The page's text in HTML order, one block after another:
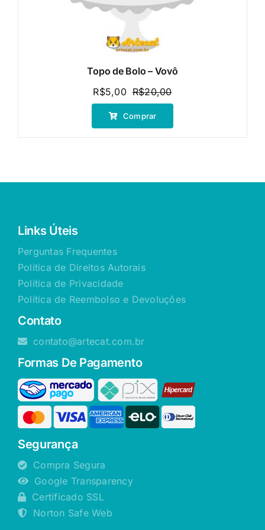
Topo de Bolo – Vovô
R$20,00O
preço
era:
R$5,00
O
preço
é:
Comprar
Links Úteis
Perguntas Frequentes
Política de Direitos Autorais
Política de Privacidade
Política de Reembolso e Devoluções
Contato
contato@artecat.com.br
Formas De Pagamento
Segurança
Compra Segura
Google Transparency
Certificado SSL
Norton Safe Web